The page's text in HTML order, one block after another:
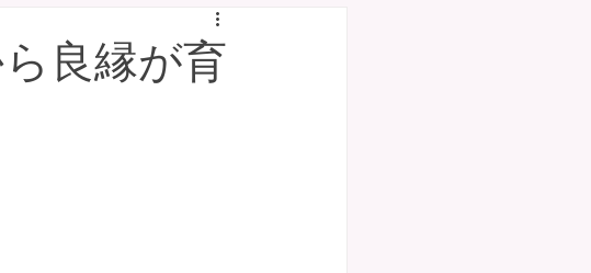
良縁が育